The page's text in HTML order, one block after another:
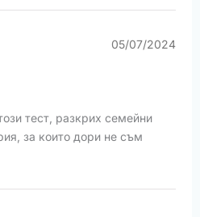
05/07/2024
тест, разкрих семейни
за които дори не съм